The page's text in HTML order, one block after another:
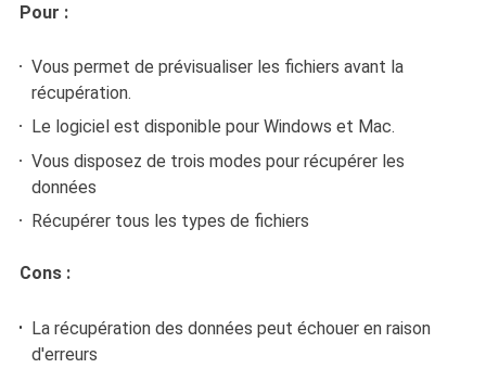
Pour :
Vous permet de prévisualiser les fichiers avant la
récupération.
Le logiciel est disponible pour Windows et Mac.
Vous disposez de trois modes pour récupérer les
données
Récupérer tous les types de fichiers
Cons :
La récupération des données peut échouer en raison
d'erreurs